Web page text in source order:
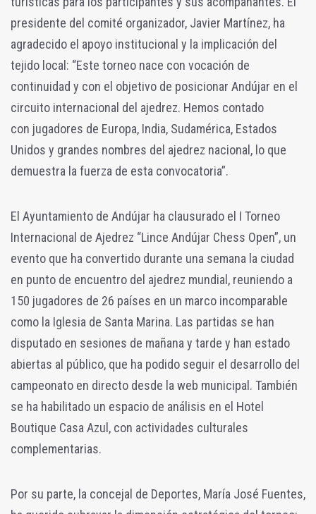
presidente del comité organizador, Javier Martínez, ha
agradecido el apoyo institucional y la implicación del
tejido local: “Este torneo nace con vocación de
continuidad y con el objetivo de posicionar Andújar en el
circuito internacional del ajedrez. Hemos contado
con jugadores de Europa, India, Sudamérica, Estados
Unidos y grandes nombres del ajedrez nacional, lo que
demuestra la fuerza de esta convocatoria”.
El Ayuntamiento de Andújar ha clausurado el I Torneo
Internacional de Ajedrez “Lince Andújar Chess Open”, un
evento que ha convertido durante una semana la ciudad
en punto de encuentro del ajedrez mundial, reuniendo a
150 jugadores de 26 países en un marco incomparable
como la Iglesia de Santa Marina. Las partidas se han
disputado en sesiones de mañana y tarde y han estado
abiertas al público, que ha podido seguir el desarrollo del
campeonato en directo desde la web municipal. También
se ha habilitado un espacio de análisis en el Hotel
Boutique Casa Azul, con actividades culturales
complementarias.
Por su parte, la concejal de Deportes, María José Fuentes,